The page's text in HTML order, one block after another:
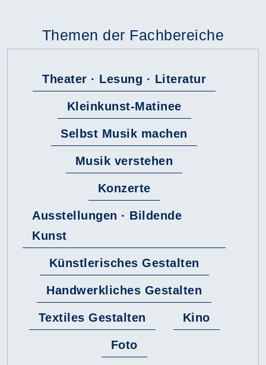
Themen der Fachbereiche
Theater · Lesung · Literatur
Kleinkunst-Matinee
Selbst Musik machen
Musik verstehen
Konzerte
Ausstellungen · Bildende
Kunst
Künstlerisches Gestalten
Handwerkliches Gestalten
Textiles Gestalten Kino
Foto